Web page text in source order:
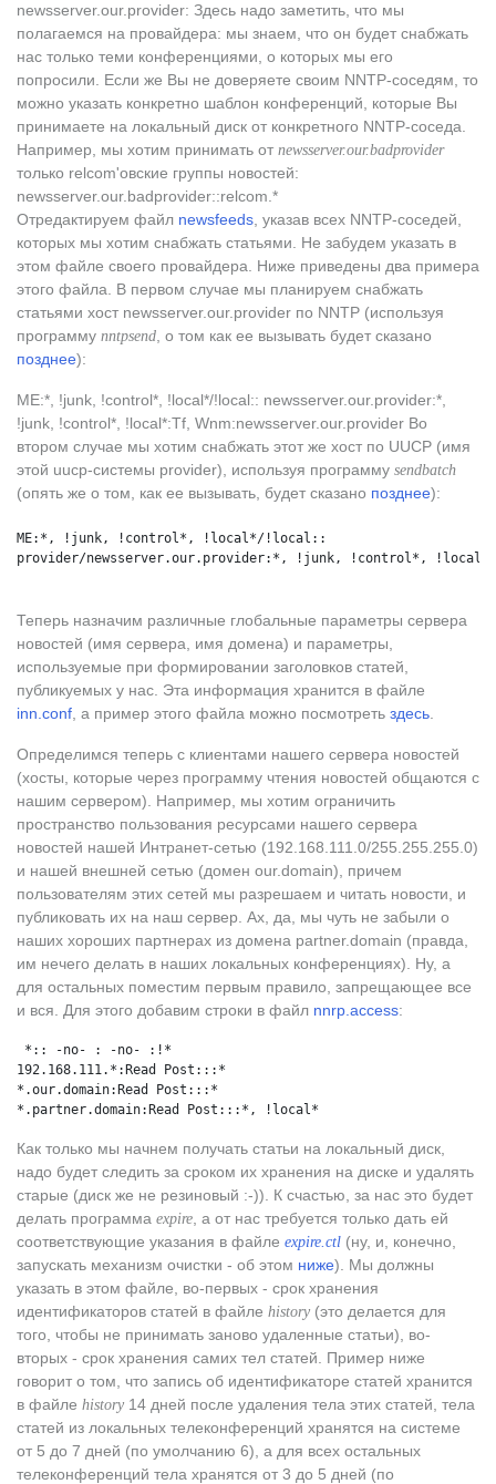
newsserver.our.provider: Здесь надо заметить, что мы
полагаемся на провайдера: мы знаем, что он будет снабжать
нас только теми конференциями, о которых мы его
попросили. Если же Вы не доверяете своим NNTP-соседям, то
можно указать конкретно шаблон конференций, которые Вы
принимаете на локальный диск от конкретного NNTP-соседа.
Например, мы хотим принимать от newsserver.our.badprovider
только relcom'овские группы новостей:
newsserver.our.badprovider::relcom.*
Отредактируем файл newsfeeds , указав всех NNTP-соседей,
которых мы хотим снабжать статьями. Не забудем указать в
этом файле своего провайдера. Ниже приведены два примера
этого файла. В первом случае мы планируем снабжать
статьями хост newsserver.our.provider по NNTP (используя
программу nntpsend , о том как ее вызывать будет сказано
позднее):
ME:*, !junk, !control*, !local*/!local:: newsserver.our.provider:*,
!junk, !control*, !local*:Tf, Wnm:newsserver.our.provider Во
втором случае мы хотим снабжать этот же хост по UUCP (имя
этой uucp-системы provider), используя программу sendbatch
(опять же о том, как ее вызывать, будет сказано позднее):
ME:*, !junk, !control*, !local*/!local::
provider/newsserver.our.provider:*, !junk, !control*,
Теперь назначим различные глобальные параметры сервера
новостей (имя сервера, имя домена) и параметры,
используемые при формировании заголовков статей,
публикуемых у нас. Эта информация хранится в файле
inn.conf , а пример этого файла можно посмотреть здесь
Определимся теперь с клиентами нашего сервера новостей
(хосты, которые через программу чтения новостей общаются с
нашим сервером). Например, мы хотим ограничить
пространство пользования ресурсами нашего сервера
новостей нашей Интранет-сетью (192.168.111.0/255.255.255.0)
и нашей внешней сетью (домен our.domain), причем
пользователям этих сетей мы разрешаем и читать новости, и
публиковать их на наш сервер. Ах, да, мы чуть не забыли о
наших хороших партнерах из домена partner.domain (правда,
им нечего делать в наших локальных конференциях). Ну, а
для остальных поместим первым правило, запрещающее все
и вся. Для этого добавим строки в файл nnrp.access:
*:: -no- : -no- :!*
192.168.111.*:Read Post:::*
*.our.domain:Read Post:::*
*.partner.domain:Read Post:::*, !local*
Как только мы начнем получать статьи на локальный диск,
надо будет следить за сроком их хранения на диске и удалять
старые (диск же не резиновый :-)). К счастью, за нас это будет
делать программа expire , а от нас требуется только дать ей
соответствующие указания в файле expire.ctl (ну, и, конечно,
запускать механизм очистки - об этом ниже). Мы должны
указать в этом файле, во-первых - срок хранения
идентификаторов статей в файле history (это делается для
того, чтобы не принимать заново удаленные статьи), во-
вторых - срок хранения самих тел статей. Пример ниже
говорит о том, что запись об идентификаторе статей хранится
в файле history 14 дней после удаления тела этих статей, тела
статей из локальных телеконференций хранятся на системе
от 5 до 7 дней (по умолчанию 6), а для всех остальных
телеконференций тела хранятся от 3 до 5 дней (по